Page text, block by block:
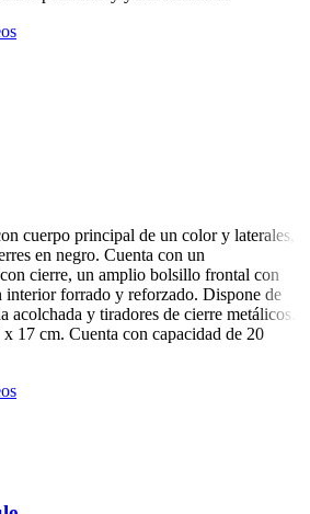
cuerpo principal de un color y laterales,
en negro. Cuenta con un
cierre, un amplio bolsillo frontal con
interior forrado y reforzado. Dispone de
acolchada y tiradores de cierre metálicos.
17 cm. Cuenta con capacidad de 20